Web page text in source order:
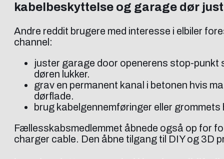
kabelbeskyttelse og garage dør
Andre reddit brugere med interesse i elbiler
channel:
juster garage door openerens stop-punkt
døren lukker.
grav en permanent kanal i betonen hvis
dørflade.
brug kabelgennemføringer eller
Fællesskabsmedlemmet åbnede også op for
charger cable. Den åbne tilgang til DIY og 3D